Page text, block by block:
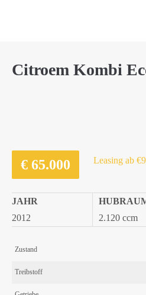
Citroem Kombi
€ 65.000 Leasing ab
JAHR
2012
2.120 ccm
Zustand
Treibstoff